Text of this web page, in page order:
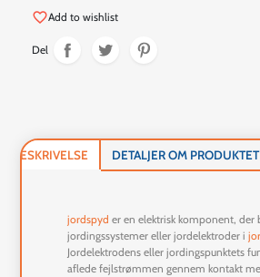
favorite_borderAdd to wishlist
Del
BESKRIVELSE DETALJER OM PRODUKTET
jordspyd er en elektrisk komponent, der
jordingssystemer eller jordelektroder i
Jordelektrodens eller jordingspunktets
aflede fejlstrømmen gennem kontakt